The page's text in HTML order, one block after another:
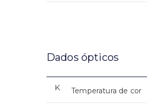
Dados ópticos
Temperatura de cor